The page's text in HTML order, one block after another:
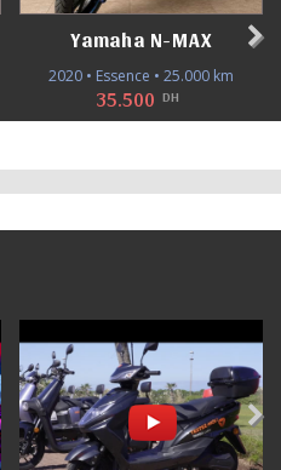
Yamaha N-MAX
2020 • Essence • 25.000 km
35.500 DH